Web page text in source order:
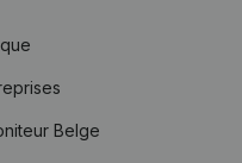
Belge